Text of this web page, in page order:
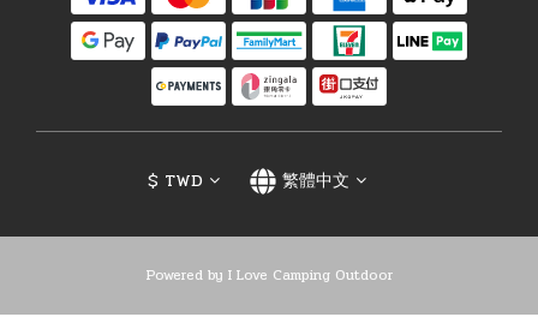
$ TWD 繁體中文
Powered by I Love Camping Outdoor